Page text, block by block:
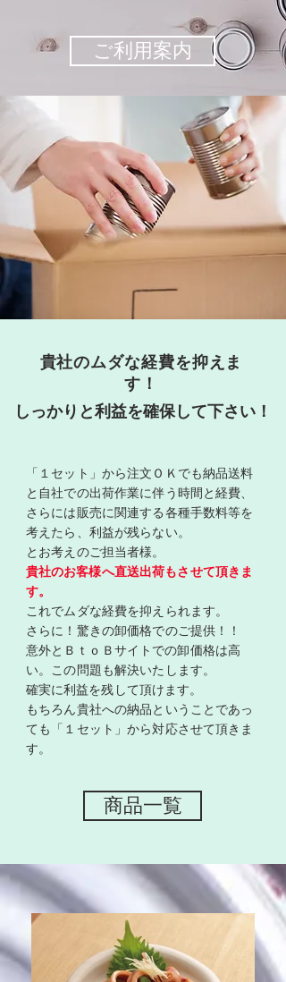
ご利用案内
​貴社のムダな経費を抑えま
す！
しっかりと利益を確保して下さい！
「１セット」から注文ＯＫでも納品送料
と自社での出荷作業に伴う時間と経費、
さらには販売に関連する各種手数料等を
考えたら、利益が残らない。
とお考えのご担当者様。
貴社のお客様へ直送出荷もさせて頂きま
す。
これでムダな経費を抑えられます。
さらに！驚きの卸価格でのご提供！！
意外とＢｔｏＢサイトでの卸価格は高
い。この問題も解決いたします。
確実に利益を残して頂けます。
もちろん貴社への納品ということであっ
ても「１セット」から対応させて頂きま
す。
商品一覧